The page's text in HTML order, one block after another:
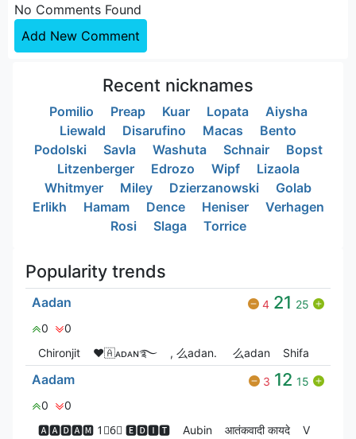
No Comments Found
Add New Comment
Recent nicknames
Pomilio Preap Kuar Lopata
Aiysha
Liewald
Disarufino Macas
Bento
Podolski
Savla Washuta Schnair
Bopst
Litzenberger
Edrozo Wipf
Lizaola
Whitmyer
Miley Dzierzanowski
Golab
Erlikh
Hamam Dence Heniser
Verhagen
Rosi
Slaga Torrice
Popularity trends
Aadan 4 21 25
0
0
Chironjit
❤🇦ᴀᴅᴀɴ࿐ , 么adan. 么adan Shifa
Aadam 3 12 15
0
0
🅰🅰🅳🅰🅼 1⃣6⃣ 🅴🅳🅸🆃
Aubin आतंकवादी कायदे V